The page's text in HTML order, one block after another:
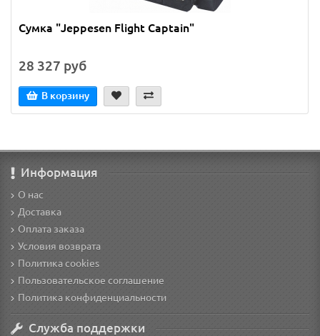
Сумка "Jeppesen Flight Captain"
28 327 руб
В корзину
Информация
О нас
Доставка
Оплата заказа
Условия возврата
Политика cookies
Пользовательское соглашение
Политика конфиденциальности
Служба поддержки